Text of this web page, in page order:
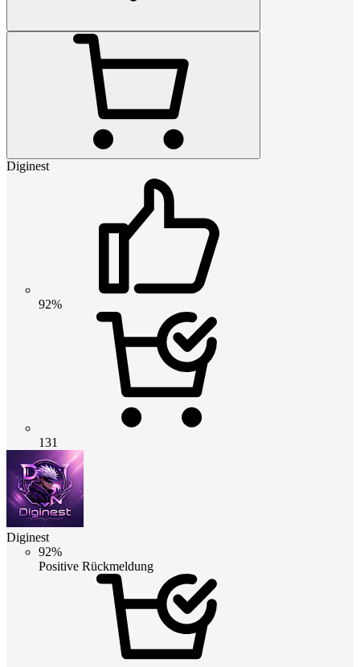
Diginest
92%
131
Diginest
92%
Positive Rückmeldung